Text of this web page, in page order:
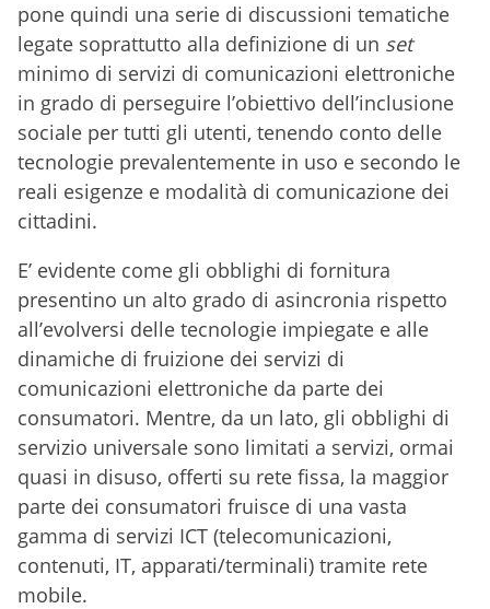
pone quindi una serie di discussioni tematiche
legate soprattutto alla definizione di un set
minimo di servizi di comunicazioni elettroniche
in grado di perseguire l’obiettivo dell’inclusione
sociale per tutti gli utenti, tenendo conto delle
tecnologie prevalentemente in uso e secondo le
reali esigenze e modalità di comunicazione dei
cittadini.
E’ evidente come gli obblighi di fornitura
presentino un alto grado di asincronia rispetto
all’evolversi delle tecnologie impiegate e alle
dinamiche di fruizione dei servizi di
comunicazioni elettroniche da parte dei
consumatori. Mentre, da un lato, gli obblighi di
servizio universale sono limitati a servizi, ormai
quasi in disuso, offerti su rete fissa, la maggior
parte dei consumatori fruisce di una vasta
gamma di servizi ICT (telecomunicazioni,
contenuti, IT, apparati/terminali) tramite rete
mobile.